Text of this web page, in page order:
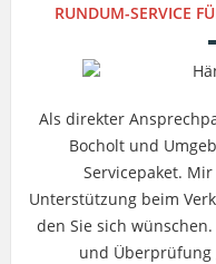
RUNDUM-SERVICE
Als direkter
Bocholt und
Servicepaket.
Unterstützung beim
den Sie sich
und Überprüfung